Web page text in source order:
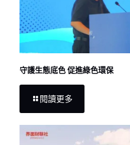
守護生態底色 促進綠色環保
閱讀更多